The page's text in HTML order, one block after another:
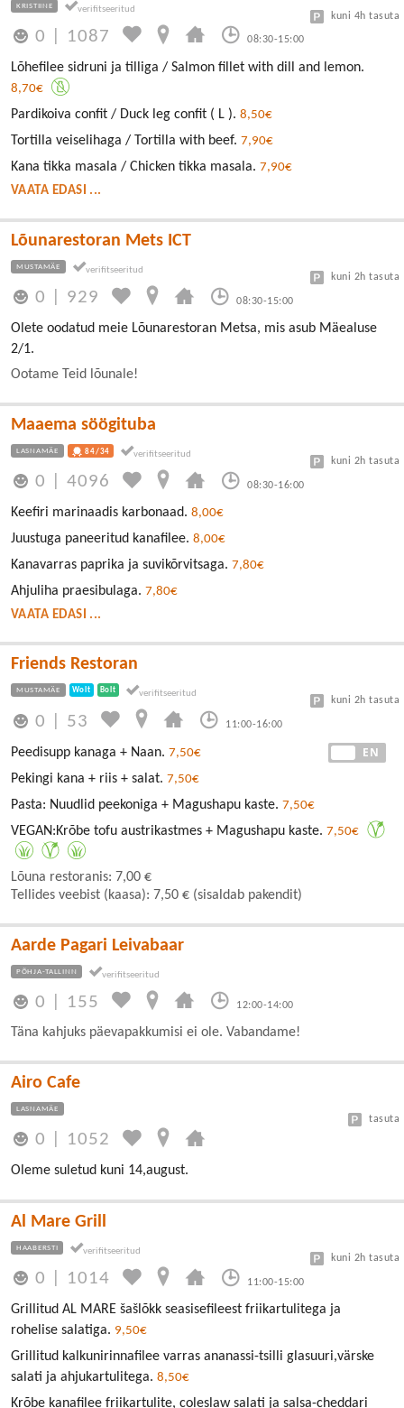
KRISTIINE
0 1087 08:30-15:00
kuni 4h tasuta
Lõhefilee sidruni ja tilliga / Salmon fillet with dill and lemon.
8,70€
Pardikoiva confit / Duck leg confit ( L ). 8,50€
Tortilla veiselihaga / Tortilla with beef. 7,90€
Kana tikka masala / Chicken tikka masala. 7,90€
VAATA EDASI ...
Lõunarestoran Mets ICT
MUSTAMÄE
0 929 08:30-15:00
kuni 2h tasuta
Olete oodatud meie Lõunarestoran Metsa, mis asub Mäealuse
2/1.
Ootame Teid lõunale!
Maaema söögituba
LASNAMÄE 84/34
0 |4096 08:30-16:00
kuni 2h tasuta
Keefiri marinaadis karbonaad. 8,00€
Juustuga paneeritud kanafilee. 8,00€
Kanavarras paprika ja suvikõrvitsaga. 7,80€
Ahjuliha praesibulaga. 7,80€
VAATA EDASI ...
Friends Restoran
MUSTAMÄE Wolt Bolt
0 53 11:00-16:00
kuni 2h tasuta
EN
Peedisupp kanaga + Naan. 7,50€
Pekingi kana + riis + salat. 7,50€
Pasta: Nuudlid peekoniga + Magushapu kaste. 7,50€
VEGAN:Krõbe tofu austrikastmes + Magushapu kaste. 7,50€
Lõuna restoranis: 7,00 €
Tellides veebist (kaasa): 7,50 € (sisaldab pakendit)
Aarde Pagari Leivabaar
PÕHJA-TALLINN
0 155 12:00-14:00
Täna kahjuks päevapakkumisi ei ole. Vabandame!
Airo Cafe
LASNAMÄE
0 1052
tasuta
Oleme suletud kuni 14,august.
Al Mare Grill
HAABERSTI
0 1014 11:00-15:00
kuni 2h tasuta
Grillitud AL MARE šašlõkk seasisefileest friikartulitega ja
rohelise salatiga. 9,50€
Grillitud kalkunirinnafilee varras ananassi-tsilli glasuuri,värske
salati ja ahjukartulitega. 8,50€
Krõbe kanafilee friikartulite, coleslaw salati ja salsa-cheddari